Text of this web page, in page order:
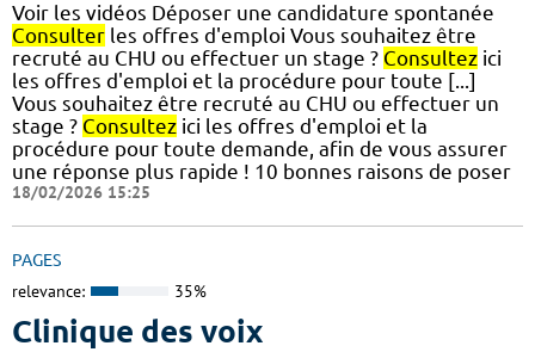
Voir les vidéos Déposer une candidature spontanée
Consulter les offres d'emploi Vous souhaitez être
recruté au CHU ou effectuer un stage ? Consultez ici
les offres d'emploi et la procédure pour toute [...]
Vous souhaitez être recruté au CHU ou effectuer un
stage ? Consultez ici les offres d'emploi et la
procédure pour toute demande, afin de vous assurer
une réponse plus rapide ! 10 bonnes raisons de poser
18/02/2026 15:25
PAGES
relevance: 35%
Clinique des voix